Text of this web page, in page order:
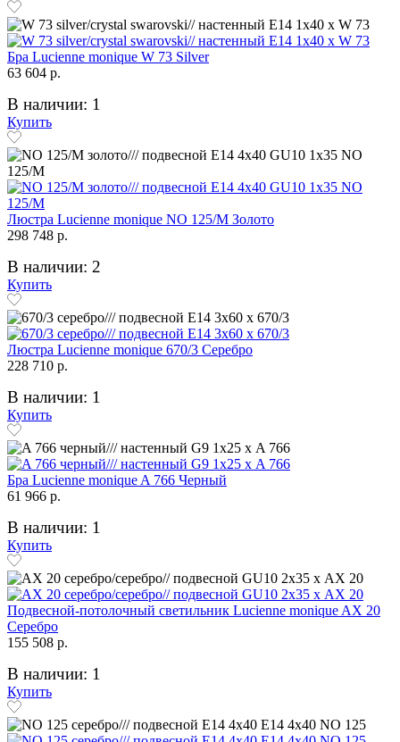
Бра Lucienne monique W 73 Silver
63 604 р.
В наличии: 1
Купить
Люстра Lucienne monique NO 125/M Золото
298 748 р.
В наличии: 2
Купить
Люстра Lucienne monique 670/3 Серебро
228 710 р.
В наличии: 1
Купить
Бра Lucienne monique A 766 Черный
61 966 р.
В наличии: 1
Купить
Подвесной-потолочный светильник Lucienne monique AX 20
Серебро
155 508 р.
В наличии: 1
Купить